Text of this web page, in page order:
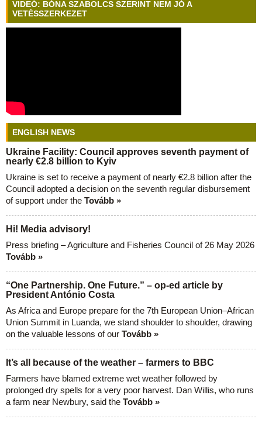
VIDEÓ: BÓNA SZABOLCS SZERINT NEM JÓ A
VETÉSSZERKEZET
ENGLISH NEWS
Ukraine Facility: Council approves seventh payment of
nearly €2.8 billion to Kyiv
Ukraine is set to receive a payment of nearly €2.8 billion after the
Council adopted a decision on the seventh regular disbursement
of support under the Tovább »
Hi! Media advisory!
Press briefing – Agriculture and Fisheries Council of 26 May 2026
Tovább »
“One Partnership. One Future.” – op-ed article by
President António Costa
As Africa and Europe prepare for the 7th European Union–African
Union Summit in Luanda, we stand shoulder to shoulder, drawing
on the valuable lessons of our Tovább »
It’s all because of the weather – farmers to BBC
Farmers have blamed extreme wet weather followed by
prolonged dry spells for a very poor harvest. Dan Willis, who runs
a farm near Newbury, said the Tovább »